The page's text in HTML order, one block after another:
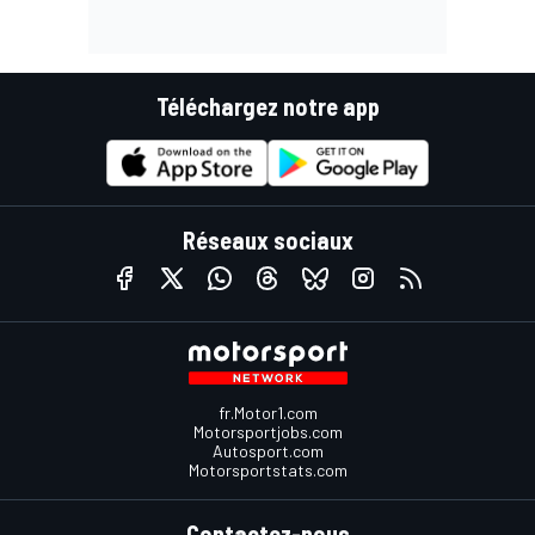
Téléchargez notre app
Réseaux sociaux
fr.Motor1.com
Motorsportjobs.com
Autosport.com
Motorsportstats.com